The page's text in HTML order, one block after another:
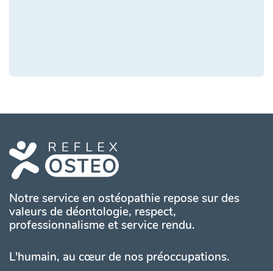
Notre service en ostéopathie repose sur des
valeurs de déontologie, respect,
professionnalisme et service rendu.
L'humain, au cœur de nos préoccupations.